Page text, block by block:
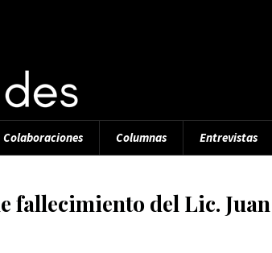
Colaboraciones Columnas Entrevistas
fallecimiento del Lic. Juan